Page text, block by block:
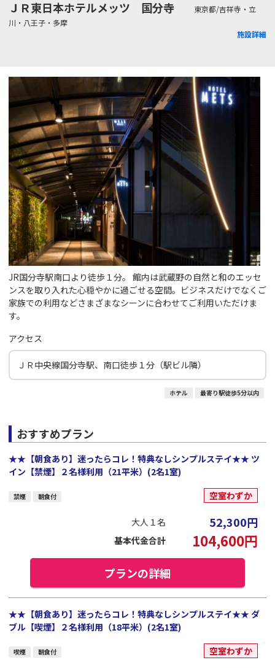
ＪＲ東日本ホテルメッツ 国分寺
東京都/吉祥寺・立
川・八王子・多摩
施設詳細
JR国分寺駅南口より徒歩１分。 館内は武蔵野の自然と和のエッセ
ンスを取り入れた心穏やかに過ごせる空間。ビジネスだけでなくご
家族での利用などさまざまなシーンに合わせてご利用いただけま
す。
アクセス
ＪＲ中央線国分寺駅、南口徒歩１分（駅ビル隣）
ホテル 最寄り駅徒歩5分以内
おすすめプラン
★★【朝食あり】迷ったらコレ！特典なしシンプルステイ★★ ツ
イン【禁煙】２名様利用（21平米）(2名1室)
禁煙 朝食付 空室わずか
大人１名 52,300円
基本代金合計 104,600円
プランの詳細
★★【朝食あり】迷ったらコレ！特典なしシンプルステイ★★ ダ
ブル【喫煙】２名様利用（18平米）(2名1室)
喫煙 朝食付 空室わずか